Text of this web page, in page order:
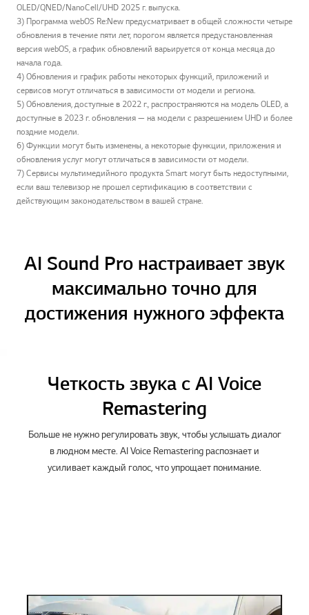
OLED/QNED/NanoCell/UHD 2025 г. выпуска.
3) Программа webOS Re:New предусматривает в общей сложности четыре
обновления в течение пяти лет, порогом является предустановленная
версия webOS, а график обновлений варьируется от конца месяца до
начала года.
4) Обновления и график работы некоторых функций, приложений и
сервисов могут отличаться в зависимости от модели и региона.
5) Обновления, доступные в 2022 г., распространяются на модель OLED, а
доступные в 2023 г. обновления — на модели с разрешением UHD и более
поздние модели.
6) Функции могут быть изменены, а некоторые функции, приложения и
обновления услуг могут отличаться в зависимости от модели.
7) Сервисы мультимедийного продукта Smart могут быть недоступными,
если ваш телевизор не прошел сертификацию в соответствии с
действующим законодательством в вашей стране.
AI Sound Pro настраивает звук
максимально точно для
достижения нужного эффекта
Четкость звука с AI Voice
Remastering
Больше не нужно регулировать звук, чтобы услышать диалог
в людном месте. AI Voice Remastering распознает и
усиливает каждый голос, что упрощает понимание.